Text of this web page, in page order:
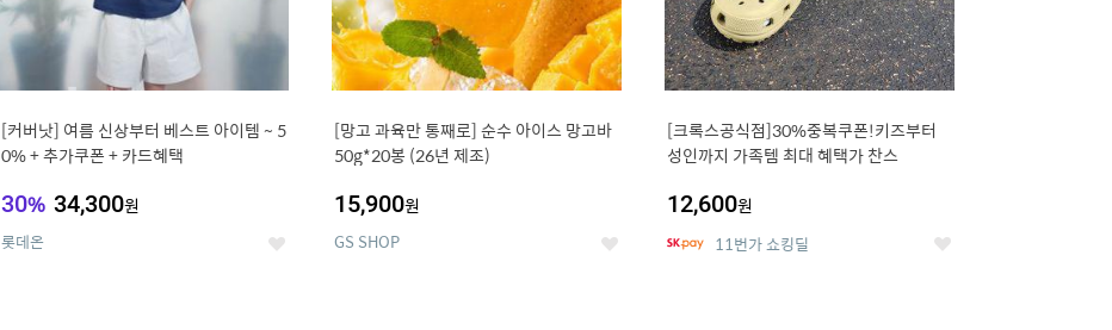
[커버낫] 여름 신상부터 베스트 아이템 ~ 5
0% + 추가쿠폰 + 카드혜택
30% 34,300원
롯데온 좋
[망고 과육만 통째로] 순수 아이스 망고바
50g*20봉 (26년 제조)
15,900원
GS SHOP 좋
[크록스공식점]30%중복쿠폰!키즈부터
성인까지 가족템 최대 혜택가 찬스
12,600원
11번가 쇼킹딜 좋